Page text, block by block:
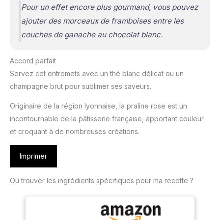
Pour un effet encore plus gourmand, vous pouvez
ajouter des morceaux de framboises entre les
couches de ganache au chocolat blanc.
Accord parfait
Servez cet entremets avec un thé blanc délicat ou un
champagne brut pour sublimer ses saveurs.
Originaire de la région lyonnaise, la praline rose est un
incontournable de la pâtisserie française, apportant couleur
et croquant à de nombreuses créations.
Imprimer
Où trouver les ingrédients spécifiques pour ma recette ?